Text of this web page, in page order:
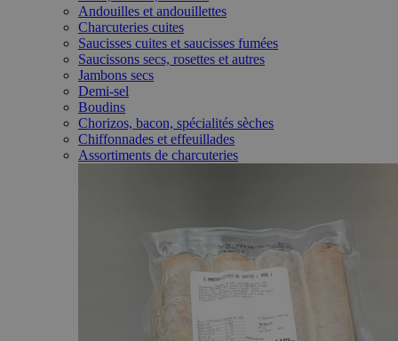
Andouilles et andouillettes
Charcuteries cuites
Saucisses cuites et saucisses fumées
Saucissons secs, rosettes et autres
Jambons secs
Demi-sel
Boudins
Chorizos, bacon, spécialités sèches
Chiffonnades et effeuillades
Assortiments de charcuteries